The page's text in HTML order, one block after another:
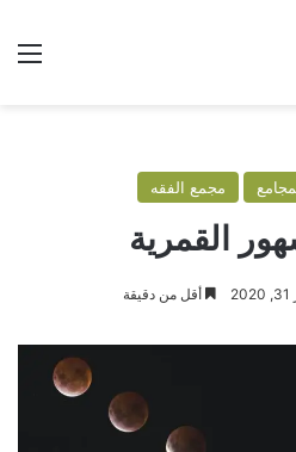
مجمع الفقه
القمرية
أقل من دقيقة